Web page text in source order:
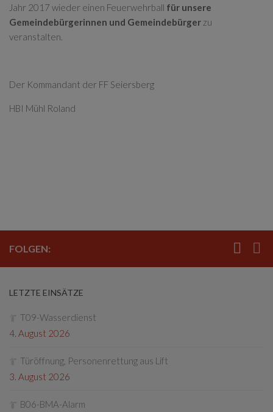
Jahr 2017 wieder einen Feuerwehrball für unsere
Gemeindebürgerinnen und Gemeindebürger zu
veranstalten.
Der Kommandant der FF Seiersberg
HBI Mühl Roland
FOLGEN:
LETZTE EINSÄTZE
T09-Wasserdienst
4. August 2026
Türöffnung, Personenrettung aus Lift
3. August 2026
B06-BMA-Alarm